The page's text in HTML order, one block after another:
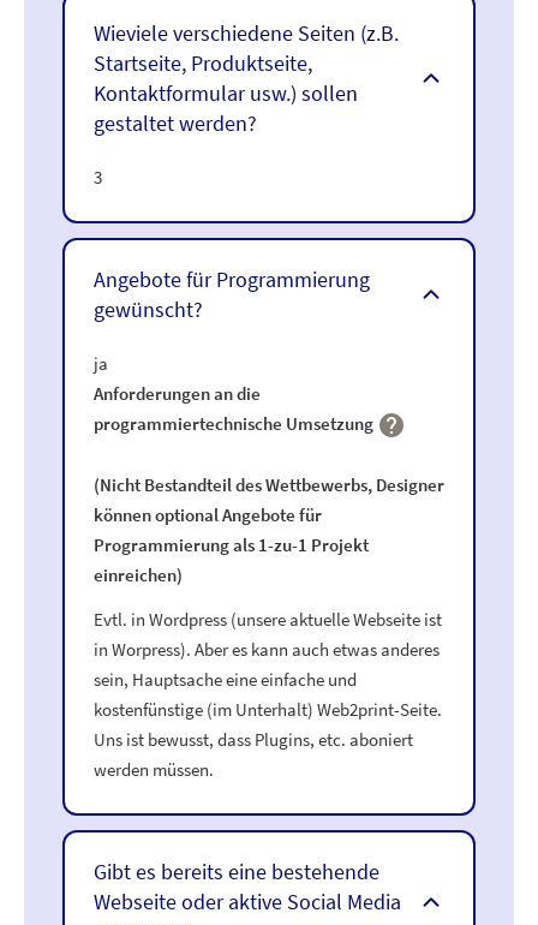
Wieviele verschiedene Seiten (z.B.
Startseite, Produktseite,
Kontaktformular usw.) sollen
gestaltet werden?
3
Angebote für Programmierung
gewünscht?
ja
Anforderungen an die
programmiertechnische Umsetzung 
(Nicht Bestandteil des Wettbewerbs, Designer
können optional Angebote für
Programmierung als 1-zu-1 Projekt
einreichen)
Evtl. in Wordpress (unsere aktuelle Webseite ist
in Worpress). Aber es kann auch etwas anderes
sein, Hauptsache eine einfache und
kostenfünstige (im Unterhalt) Web2print-Seite.
Uns ist bewusst, dass Plugins, etc. aboniert
werden müssen.
Gibt es bereits eine bestehende
Webseite oder aktive Social Media